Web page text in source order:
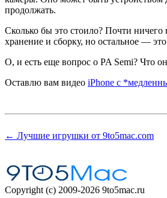
продолжать.
Сколько бы это стоило? Почти
хранение и сборку, но остальное —
О, и есть еще вопрос о PA Semi? Что
Оставлю вам видео iPhone с
← Лучшие игрушки от 9to5mac.com
Copyright (c) 2009-2026 9to5mac.ru